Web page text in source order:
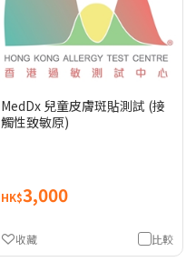
MedDx 兒童皮膚斑貼測試 (接
觸性致敏原)
HK$3,000
比較
收藏